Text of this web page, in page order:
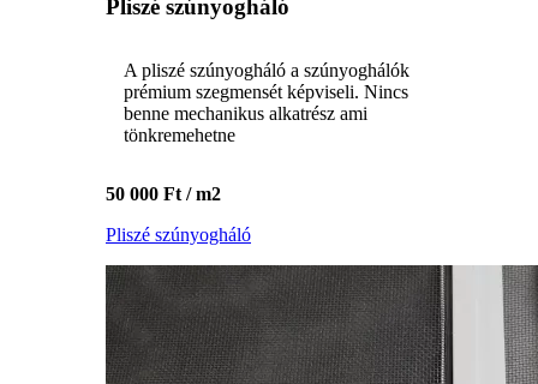
Pliszé szúnyogháló
A pliszé szúnyogháló a szúnyoghálók
prémium szegmensét képviseli. Nincs
benne mechanikus alkatrész ami
tönkremehetne
50 000 Ft / m2
Pliszé szúnyogháló